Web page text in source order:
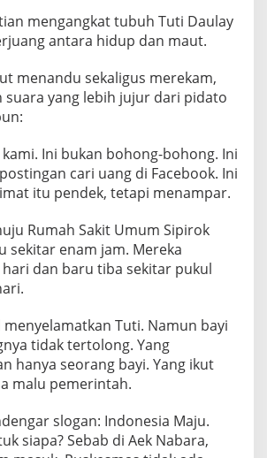
mengangkat tubuh Tuti Daulay
antara hidup dan maut.
menandu sekaligus merekam,
suara yang lebih jujur dari pidato
kami. Ini bukan bohong-bohong. Ini
cari uang di Facebook. Ini
itu pendek, tetapi menampar.
Rumah Sakit Umum Sipirok
sekitar enam jam. Mereka
dan baru tiba sekitar pukul
Tuti. Namun bayi
tidak tertolong. Yang
hanya seorang bayi. Yang ikut
malu pemerintah.
slogan: Indonesia Maju.
siapa? Sebab di Aek Nabara,